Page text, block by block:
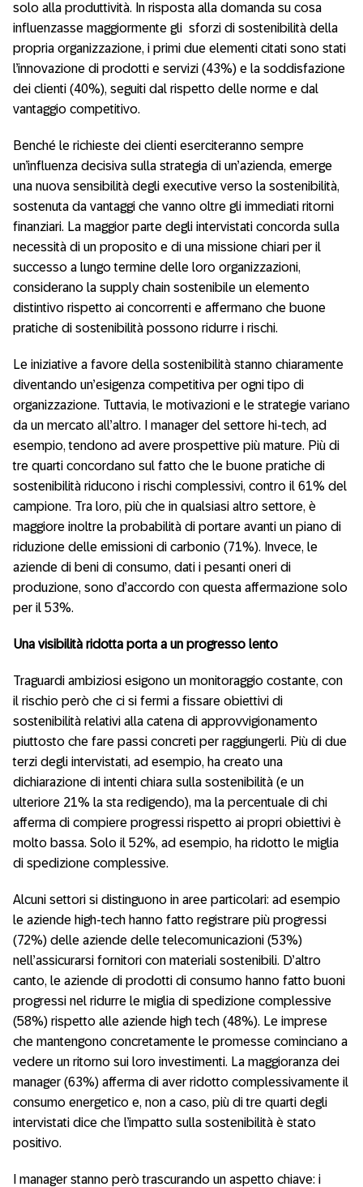
solo alla produttività. In risposta alla domanda su cosa
influenzasse maggiormente gli sforzi di sostenibilità della
propria organizzazione, i primi due elementi citati sono stati
l’innovazione di prodotti e servizi (43%) e la soddisfazione
dei clienti (40%), seguiti dal rispetto delle norme e dal
vantaggio competitivo.
Benché le richieste dei clienti eserciteranno sempre
un’influenza decisiva sulla strategia di un’azienda, emerge
una nuova sensibilità degli executive verso la sostenibilità,
sostenuta da vantaggi che vanno oltre gli immediati ritorni
finanziari. La maggior parte degli intervistati concorda sulla
necessità di un proposito e di una missione chiari per il
successo a lungo termine delle loro organizzazioni,
considerano la supply chain sostenibile un elemento
distintivo rispetto ai concorrenti e affermano che buone
pratiche di sostenibilità possono ridurre i rischi.
Le iniziative a favore della sostenibilità stanno chiaramente
diventando un’esigenza competitiva per ogni tipo di
organizzazione. Tuttavia, le motivazioni e le strategie variano
da un mercato all’altro. I manager del settore hi-tech, ad
esempio, tendono ad avere prospettive più mature. Più di
tre quarti concordano sul fatto che le buone pratiche di
sostenibilità riducono i rischi complessivi, contro il 61% del
campione. Tra loro, più che in qualsiasi altro settore, è
maggiore inoltre la probabilità di portare avanti un piano di
riduzione delle emissioni di carbonio (71%). Invece, le
aziende di beni di consumo, dati i pesanti oneri di
produzione, sono d’accordo con questa affermazione solo
per il 53%.
Una visibilità ridotta porta a un progresso lento
Traguardi ambiziosi esigono un monitoraggio costante, con
il rischio però che ci si fermi a fissare obiettivi di
sostenibilità relativi alla catena di approvvigionamento
piuttosto che fare passi concreti per raggiungerli. Più di due
terzi degli intervistati, ad esempio, ha creato una
dichiarazione di intenti chiara sulla sostenibilità (e un
ulteriore 21% la sta redigendo), ma la percentuale di chi
afferma di compiere progressi rispetto ai propri obiettivi è
molto bassa. Solo il 52%, ad esempio, ha ridotto le miglia
di spedizione complessive.
Alcuni settori si distinguono in aree particolari: ad esempio
le aziende high-tech hanno fatto registrare più progressi
(72%) delle aziende delle telecomunicazioni (53%)
nell’assicurarsi fornitori con materiali sostenibili. D’altro
canto, le aziende di prodotti di consumo hanno fatto buoni
progressi nel ridurre le miglia di spedizione complessive
(58%) rispetto alle aziende high tech (48%). Le imprese
che mantengono concretamente le promesse cominciano a
vedere un ritorno sui loro investimenti. La maggioranza dei
manager (63%) afferma di aver ridotto complessivamente il
consumo energetico e, non a caso, più di tre quarti degli
intervistati dice che l’impatto sulla sostenibilità è stato
positivo.
I manager stanno però trascurando un aspetto chiave: i